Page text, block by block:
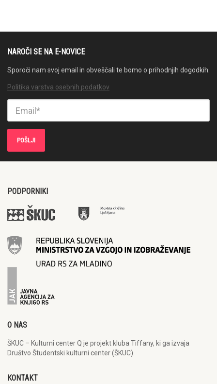
NAROČI SE NA E-NOVICE
Sporoči nam svoj email in obveščali te bomo o prihodnjih dogodkih.
Politika varstva osebnih podatkov
PODPORNIKI
O NAS
ŠKUC – Kulturni center Q je projekt kluba Tiffany, ki ga izvaja
Društvo Študentski kulturni center (ŠKUC).
KONTAKT